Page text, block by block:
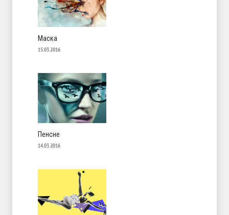
Маска
15.03.2016
Пенсне
14.03.2016